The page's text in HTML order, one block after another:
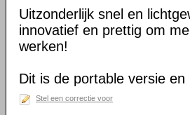
Uitzonderlijk snel en
innovatief en prettig om
werken!
Dit is de portable versie
Stel een correctie voor